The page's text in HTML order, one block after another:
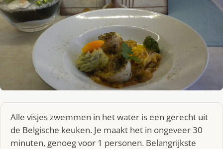
Alle visjes zwemmen in het water is een gerecht uit
de Belgische keuken. Je maakt het in ongeveer 30
minuten, genoeg voor 1 personen. Belangrijkste